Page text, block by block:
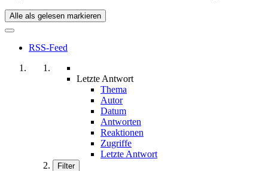
Alle als gelesen markieren
RSS-Feed
Letzte Antwort
Thema
Autor
Datum
Antworten
Reaktionen
Zugriffe
Letzte Antwort
Filter